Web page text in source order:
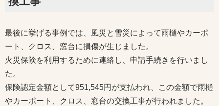
最後に挙げる事例では、風災と雪災によって雨樋やカーポ
ート、クロス、窓台に損傷が生じました。
火災保険を利用するために連絡し、申請手続きを行いまし
た。
保険認定金額として951,545円が支払われ、この金額で雨樋
やカーポート、クロス、窓台の交換工事が行われました。